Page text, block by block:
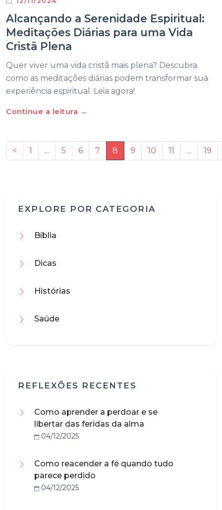
Alcançando a Serenidade Espiritual:
Meditações Diárias para uma Vida
Cristã Plena
Quer viver uma vida cristã mais plena? Descubra
como as meditações diárias podem transformar sua
experiência espiritual. Leia agora!
Continue a leitura →
< 1 ... 5 6 7 8 9 10 11 ... 19
EXPLORE POR CATEGORIA
Bíblia
Dicas
Histórias
Saúde
REFLEXÕES RECENTES
Como aprender a perdoar e se
libertar das feridas da alma
04/12/2025
Como reacender a fé quando tudo
parece perdido
04/12/2025